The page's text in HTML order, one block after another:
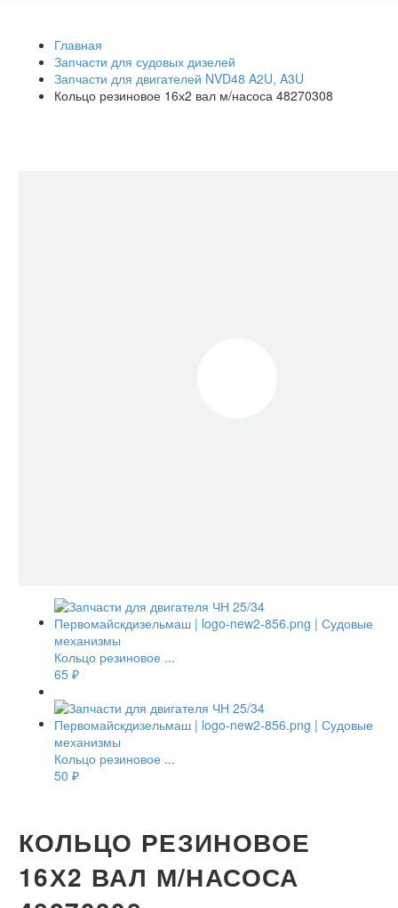
Главная
Запчасти для судовых дизелей
Запчасти для двигателей NVD48 A2U, A3U
Кольцо резиновое 16х2 вал м/насоса 48270308
Кольцо резиновое ...
65 ₽
Кольцо резиновое ...
50 ₽
КОЛЬЦО РЕЗИНОВОЕ
16Х2 ВАЛ М/НАСОСА